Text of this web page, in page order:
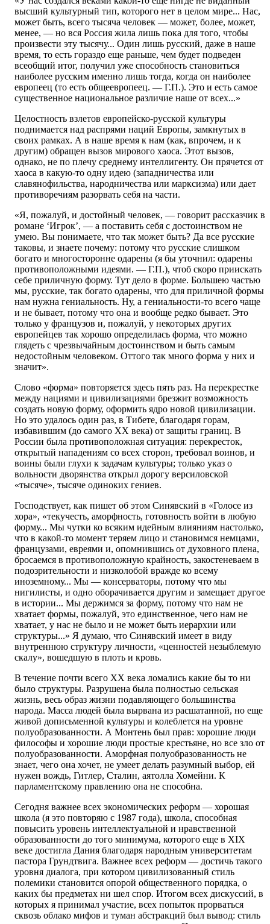
высший культурный тип, которого нет в целом мире... Нас,
может быть, всего тысяча человек — может, более, может,
менее, — но вся Россия жила лишь пока для того, чтобы
произвести эту тысячу... Один лишь русский, даже в наше
время, то есть гораздо еще раньше, чем будет подведен
всеобщий итог, получил уже способность становиться
наиболее русским именно лишь тогда, когда он наиболее
европеец (то есть общеевропеец. — Г.П.). Это и есть самое
существенное национальное различие наше от всех...»
Целостность взлетов европейско-русской культуры
поднимается над распрями наций Европы, замкнутых в
своих рамках. А в наше время к нам (как, впрочем, и к
другим) обращен вызов мирового хаоса. Этот вызов,
однако, не по плечу среднему интеллигенту. Он прячется от
хаоса в какую-то одну идею (западничества или
славянофильства, народничества или марксизма) или дает
противоречиям разорвать себя на части.
«Я, пожалуй, и достойный человек, — говорит рассказчик в
романе ‘Игрок’, — а поставить себя с достоинством не
умею. Вы понимаете, что так может быть? Да все русские
таковы, и знаете почему: потому что русские слишком
богато и многосторонне одарены (я бы уточнил: одарены
противоположными идеями. — Г.П.), чтоб скоро приискать
себе приличную форму. Тут дело в форме. Большею частью
мы, русские, так богато одарены, что для приличной формы
нам нужна гениальность. Ну, а гениальности-то всего чаще
и не бывает, потому что она и вообще редко бывает. Это
только у французов и, пожалуй, у некоторых других
европейцев так хорошо определилась форма, что можно
глядеть с чрезвычайным достоинством и быть самым
недостойным человеком. Оттого так много форма у них и
значит».
Слово «форма» повторяется здесь пять раз. На перекрестке
между нациями и цивилизациями брезжит возможность
создать новую форму, оформить ядро новой цивилизации.
Но это удалось один раз, в Тибете, благодаря горам,
избавившим (до самого ХХ века) от защиты границ. В
России была противоположная ситуация: перекресток,
открытый нападениям со всех сторон, требовал воинов, и
воины были глухи к задачам культуры; только указ о
вольности дворянства открыл дорогу версиловской
«тысяче», тысяче одиноких гениев.
Господствует, как пишет об этом Синявский в «Голосе из
хора», «текучесть, аморфность, готовность войти в любую
форму... Мы чутки ко всяким идейным влияниям настолько,
что в какой-то момент теряем лицо и становимся немцами,
французами, евреями и, опомнившись от духовного плена,
бросаемся в противоположную крайность, закостеневаем в
подозрительности и низколобой вражде ко всему
иноземному... Мы — консерваторы, потому что мы
нигилисты, и одно оборачивается другим и замещает другое
в истории... Мы держимся за форму, потому что нам не
хватает формы, пожалуй, это единственное, чего нам не
хватает, у нас не было и не может быть иерархии или
структуры...» Я думаю, что Синявский имеет в виду
внутреннюю структуру личности, «ценностей незыблемую
скалу», вошедшую в плоть и кровь.
В течение почти всего XX века ломались какие бы то ни
было структуры. Разрушена была полностью сельская
жизнь, весь образ жизни подавляющего большинства
народа. Масса людей была вырвана из расшатанной, но еще
живой дописьменной культуры и колеблется на уровне
полуобразованности. А Монтень был прав: хорошие люди
философы и хорошие люди простые крестьяне, но все зло от
полуобразованности. Аморфная полуобразованность не
знает, чего она хочет, не умеет делать разумный выбор, ей
нужен вождь, Гитлер, Сталин, аятолла Хомейни. К
парламентскому правлению она не способна.
Сегодня важнее всех экономических реформ — хорошая
школа (я это повторяю с 1987 года), школа, способная
повысить уровень интеллектуальной и нравственной
образованности до того минимума, которого еще в XIX
веке достигла Дания благодаря народным университетам
пастора Грундтвига. Важнее всех реформ — достичь такого
уровня диалога, при котором цивилизованный стиль
полемики становится опорой общественного порядка, о
каких бы предметах ни шел спор. Итогом всех дискуссий, в
которых я принимал участие, всех попыток прорваться
сквозь облако мифов и туман абстракций был вывод: стиль